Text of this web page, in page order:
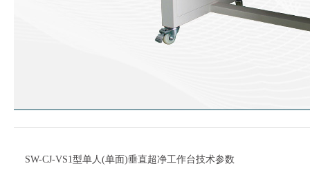
SW-CJ-VS1型单人(单面)垂直超净工作台技术参数